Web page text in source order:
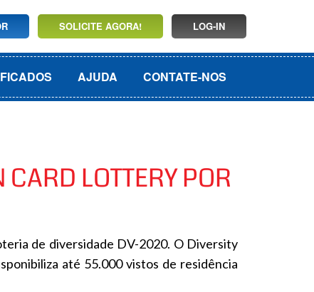
SOLICITE AGORA! LOG-IN
AJUDA CONTATE-NOS
LOTTERY POR
de diversidade DV-2020. O Diversity
até 55.000 vistos de residência